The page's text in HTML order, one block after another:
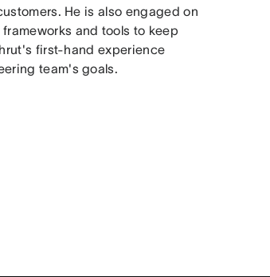
He is also engaged on
and tools to keep
first-hand experience
team's goals.